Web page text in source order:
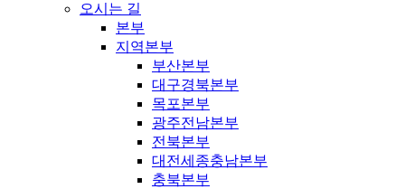
오시는 길
본부
지역본부
부산본부
대구경북본부
목포본부
광주전남본부
전북본부
대전세종충남본부
충북본부